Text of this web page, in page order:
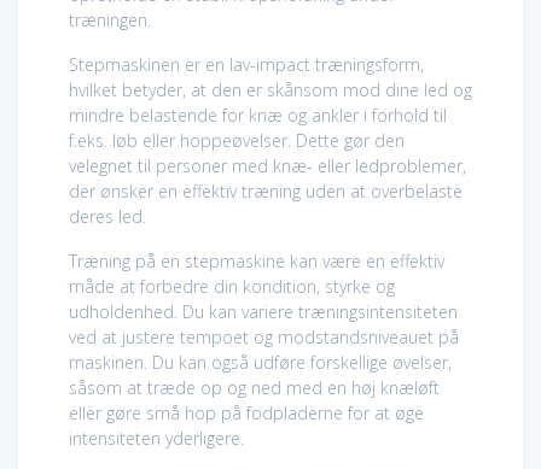
træningen.
Stepmaskinen er en lav-impact træningsform,
hvilket betyder, at den er skånsom mod dine led og
mindre belastende for knæ og ankler i forhold til
f.eks. løb eller hoppeøvelser. Dette gør den
velegnet til personer med knæ- eller ledproblemer,
der ønsker en effektiv træning uden at overbelaste
deres led.
Træning på en stepmaskine kan være en effektiv
måde at forbedre din kondition, styrke og
udholdenhed. Du kan variere træningsintensiteten
ved at justere tempoet og modstandsniveauet på
maskinen. Du kan også udføre forskellige øvelser,
såsom at træde op og ned med en høj knæløft
eller gøre små hop på fodpladerne for at øge
intensiteten yderligere.